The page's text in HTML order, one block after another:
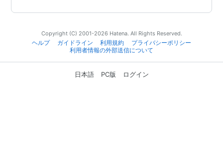
Copyright (C) 2001-2026 Hatena. All Rights Reserved.
ヘルプ
ガイドライン 利用規約
プライバシーポリシー
利用者情報の外部送信について
日本語 PC版 ログイン